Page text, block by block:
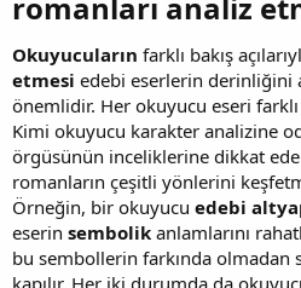
Okuyucuların farklı bakış
etmesi edebi eserlerin derinliğini
önemlidir. Her okuyucu eseri
Kimi okuyucu karakter analizine
örgüsünün inceliklerine dikkat
romanların çeşitli yönlerini
Örneğin, bir okuyucu edebi
eserin sembolik anlamlarını
bu sembollerin farkında olmadan
kapılır. Her iki durumda da